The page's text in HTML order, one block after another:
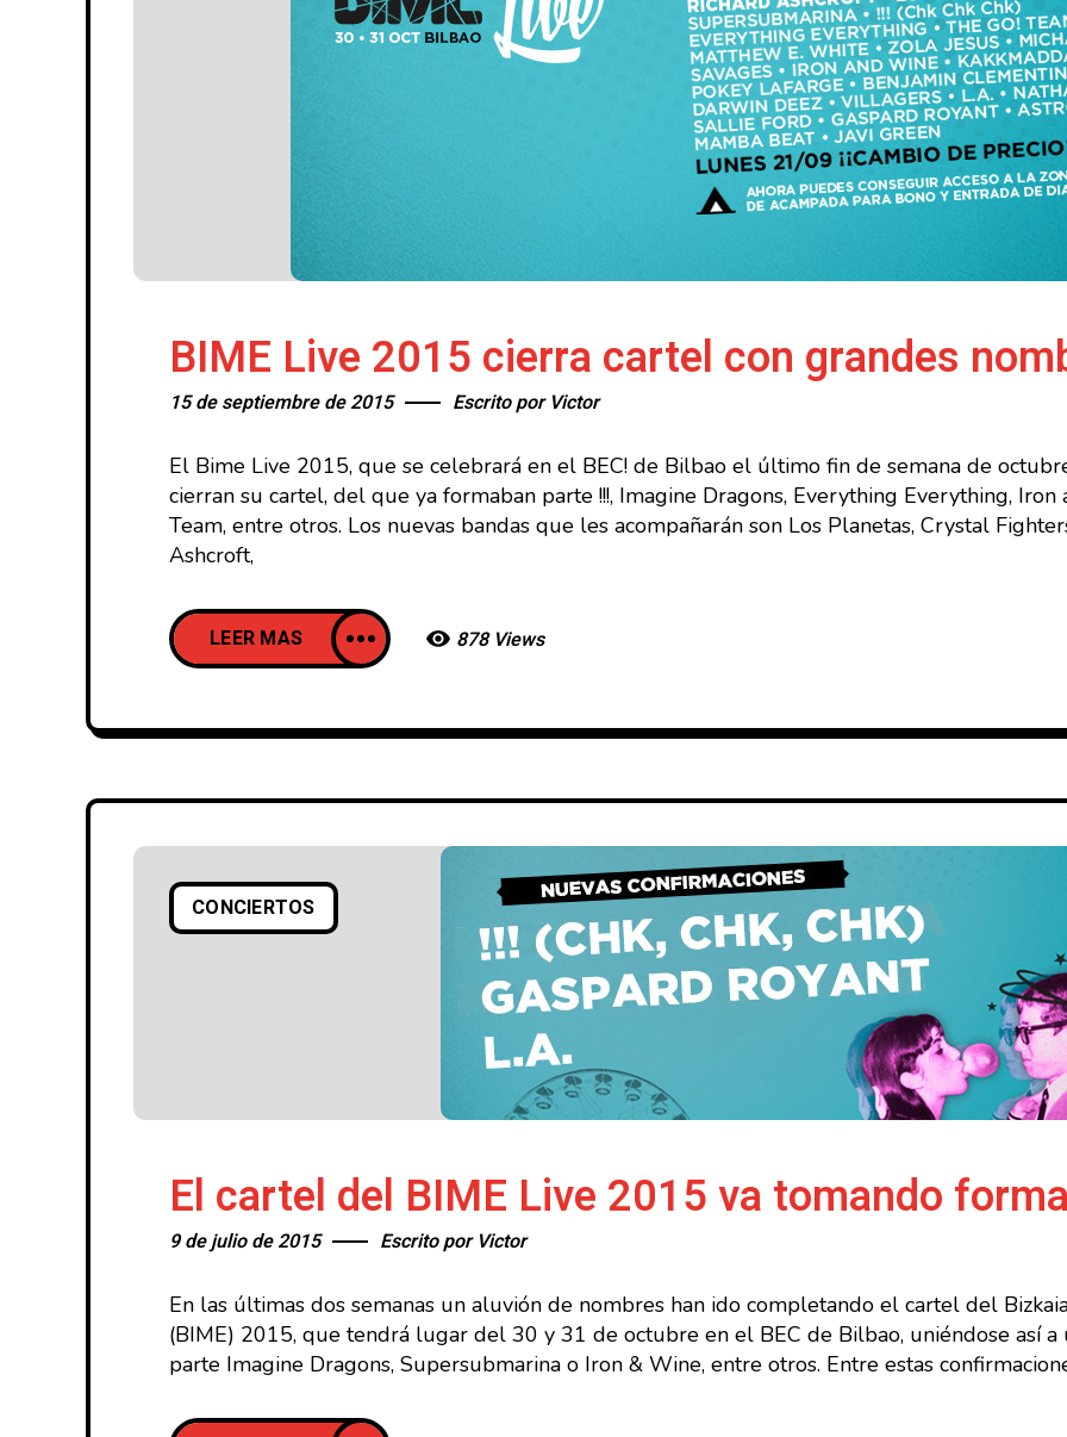
BIME Live 2015 cierra cartel con grandes
15 de septiembre de 2015 Escrito por Victor
El Bime Live 2015, que se celebrará en el BEC! de Bilbao el último fin de semana de
cierran su cartel, del que ya formaban parte !!!, Imagine Dragons, Everything Everything,
Team, entre otros. Los nuevas bandas que les acompañarán son Los Planetas, Crystal
Ashcroft,
LEER MAS 878 Views
CONCIERTOS
El cartel del BIME Live 2015 va tomando
9 de julio de 2015 Escrito por Victor
En las últimas dos semanas un aluvión de nombres han ido completando el cartel del
(BIME) 2015, que tendrá lugar del 30 y 31 de octubre en el BEC de Bilbao, uniéndose así
parte Imagine Dragons, Supersubmarina o Iron & Wine, entre otros. Entre estas